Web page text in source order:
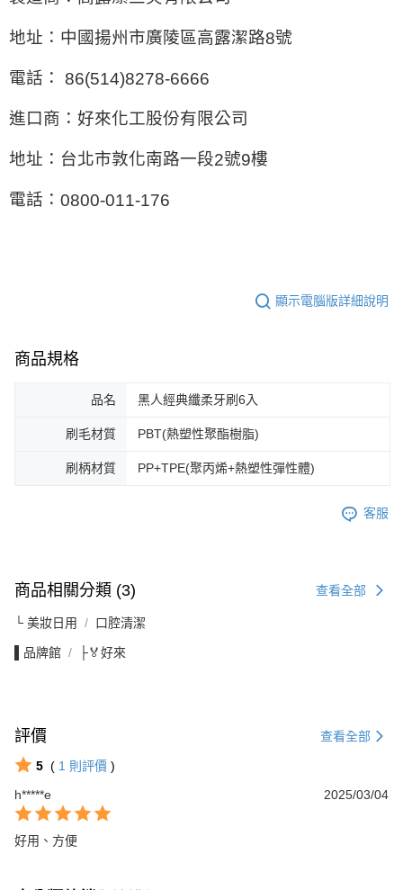
地址：中國揚州市廣陵區高露潔路8號
電話： 86(514)8278-6666
進口商：好來化工股份有限公司
地址：台北市敦化南路一段2號9樓
電話： 0800-011-176
顯示電腦版詳細說明
商品規格
品名 黑人經典纖柔牙刷6入
刷毛材質 PBT(熱塑性聚酯樹脂)
刷柄材質 PP+TPE(聚丙烯+熱塑性彈性體)
客服
商品相關分類 (3) 查看全部
└ 美妝日用 口腔清潔
▌品牌館 ├🏅好來
評價 查看全部
5 ( 1 則評價 )
h*****e
2025/03/04
好用、方便